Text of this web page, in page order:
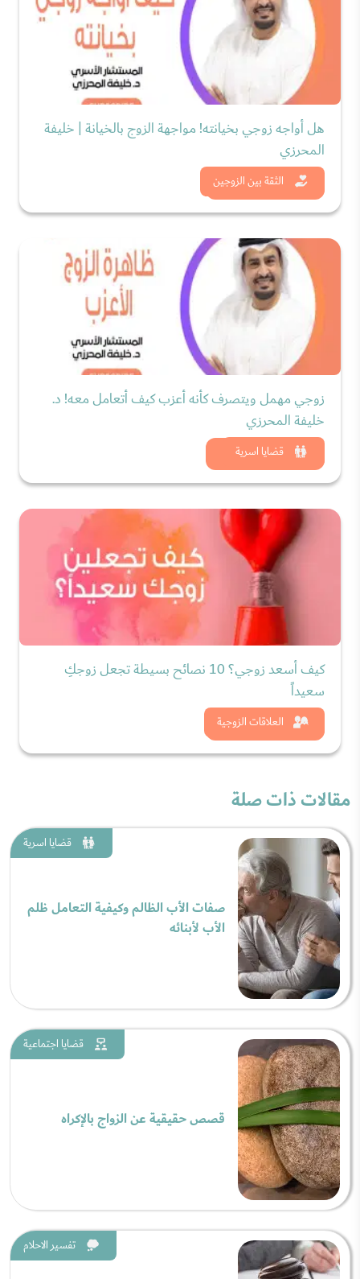
الثقة بين الزوجين
هل أواجه زوجي بخيانته! مواجهة الزوج بالخيانة | خليفة
المحرزي
شاهد الان
قضايا اسرية
زوجي مهمل ويتصرف كأنه أعزب كيف أتعامل معه! د.
خليفة المحرزي
شاهد الان
العلاقات الزوجية
كيف أسعد زوجي؟ 10 نصائح بسيطة تجعل زوجكِ
سعيداً
شاهد الان
مقالات ذات صلة
قضايا اسرية
صفات الأب الظالم وكيفية التعامل ظلم
الأب لأبنائه
قضايا اجتماعية
قصص حقيقية عن الزواج بالإكراه
تفسير الاحلام